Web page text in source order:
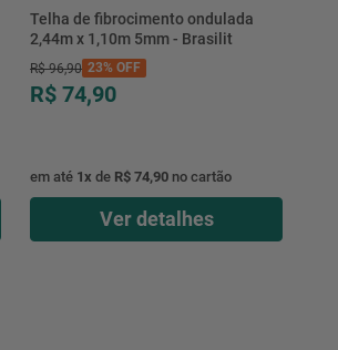
Telha de fibrocimento ondulada
2,44m x 1,10m 5mm - Brasilit
R$ 96,90 23% OFF
R$ 74,90
em até 1x de R$ 74,90 no cartão
Ver detalhes